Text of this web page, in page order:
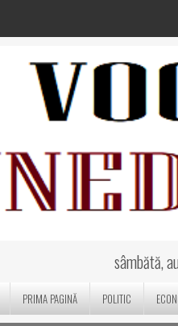
sâmbătă,
PRIMA PAGINĂ POLITIC